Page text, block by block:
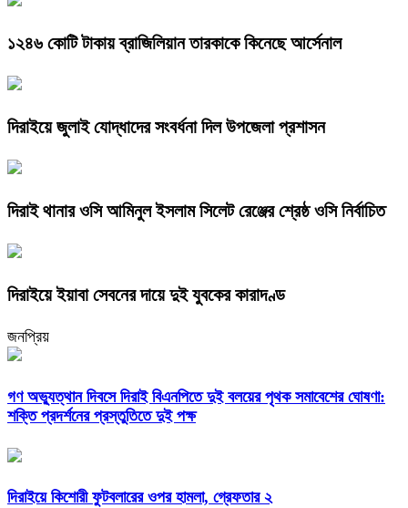
১২৪৬ কোটি টাকায় ব্রাজিলিয়ান তারকাকে কিনেছে আর্সেনাল
দিরাইয়ে জুলাই যোদ্ধাদের সংবর্ধনা দিল উপজেলা প্রশাসন
দিরাই থানার ওসি আমিনুল ইসলাম সিলেট রেঞ্জের শ্রেষ্ঠ ওসি নির্বাচিত
দিরাইয়ে ইয়াবা সেবনের দায়ে দুই যুবকের কারাদণ্ড
জনপ্রিয়
গণ অভ্যুত্থান দিবসে দিরাই বিএনপিতে দুই বলয়ের পৃথক সমাবেশের ঘোষণা:
শক্তি প্রদর্শনের প্রস্তুতিতে দুই পক্ষ
দিরাইয়ে কিশোরী ফুটবলারের ওপর হামলা, গ্রেফতার ২